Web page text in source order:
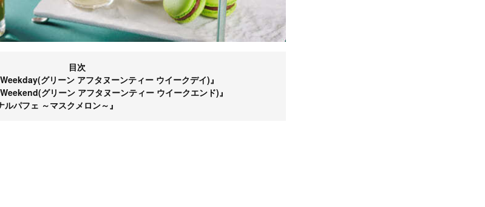
目次
グリーン アフタヌーンティー ウイークデイ)』
グリーン アフタヌーンティー ウイークエンド)』
パフェ ～マスクメロン～』